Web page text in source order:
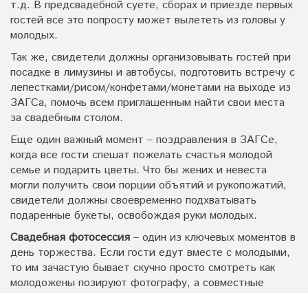
т.д. В предсвадебной суете, сборах и приезде первых
гостей все это попросту может вылететь из головы у
молодых.
Так же, свидетели должны организовывать гостей при
посадке в лимузины и автобусы, подготовить встречу с
лепестками/рисом/конфетами/монетами на выходе из
ЗАГСа, помочь всем приглашенным найти свои места
за свадебным столом.
Еще один важный момент – поздравления в ЗАГСе,
когда все гости спешат пожелать счастья молодой
семье и подарить цветы. Что бы жених и невеста
могли получить свои порции объятий и рукопожатий,
свидетели должны своевременно подхватывать
подаренные букеты, освобождая руки молодых.
Свадебная фотосессия – один из ключевых моментов в
день торжества. Если гости едут вместе с молодыми,
то им зачастую бывает скучно просто смотреть как
молодожены позируют фотографу, а совместные